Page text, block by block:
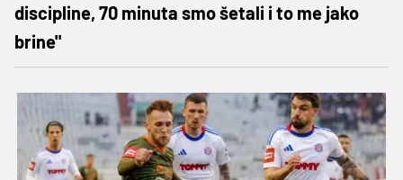
discipline, 70 minuta smo šetali i to me jako
brine"